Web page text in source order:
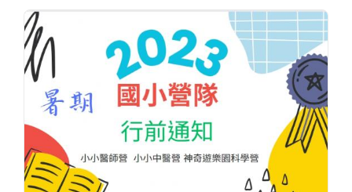
課程報名系統
(link is external)
檔案下載
匯款資訊
學校首頁
(link is external)
Open
樂齡專區